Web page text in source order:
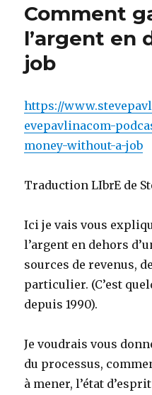
Comment
l’argent en
job
https://
evepavlinacom-
money-without-a-job
Traduction LIbrE de
Ici je vais vous
l’argent en dehors
sources de revenus,
particulier. (C’est
depuis 1990).
Je voudrais vous
du processus,
à mener, l’état